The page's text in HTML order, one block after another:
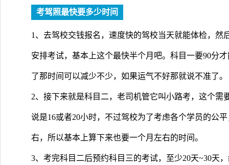
考驾照最快要多少时间
1、去驾校交钱报名，速度快的驾校当天就能体检，
安排考试，基本上这个最快半个月吧。科目一要90分
了那时间可以减少不少，如果运气不好那就说不准了。
2、接下来就是科目二，老司机管它叫小路考，这个
说是16或者20小时，不过驾校为了考虑各个学员的公
右，所以基本上算下来也要一个月左右的时间。
3、考完科目二后预约科目三的考试，至少20天~30天